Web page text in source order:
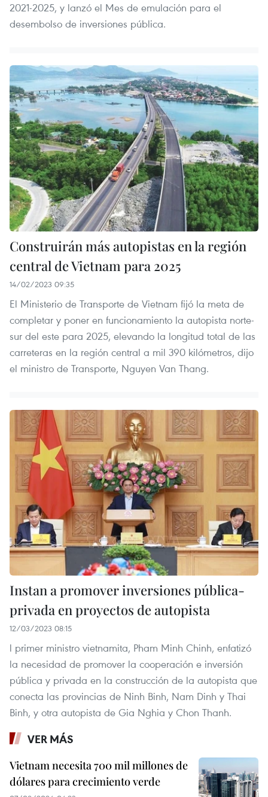
2021-2025, y lanzó el Mes de emulación para el
desembolso de inversiones pública.
Construirán más autopistas en la región
central de Vietnam para 2025
14/02/2023 09:35
El Ministerio de Transporte de Vietnam fijó la meta de
completar y poner en funcionamiento la autopista norte-
sur del este para 2025, elevando la longitud total de las
carreteras en la región central a mil 390 kilómetros, dijo
el ministro de Transporte, Nguyen Van Thang.
Instan a promover inversiones pública-
privada en proyectos de autopista
12/03/2023 08:15
l primer ministro vietnamita, Pham Minh Chinh, enfatizó
la necesidad de promover la cooperación e inversión
pública y privada en la construcción de la autopista que
conecta las provincias de Ninh Binh, Nam Dinh y Thai
Binh, y otra autopista de Gia Nghia y Chon Thanh.
VER MÁS
Vietnam necesita 700 mil millones de
dólares para crecimiento verde